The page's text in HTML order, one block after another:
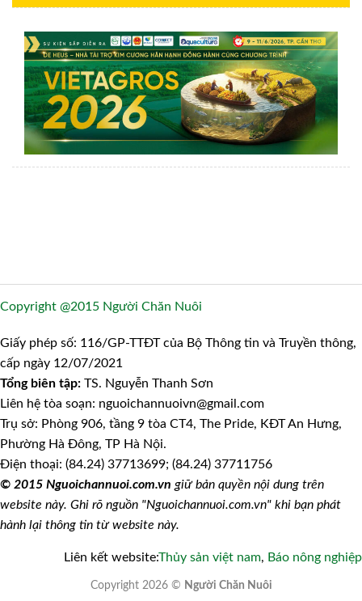
Copyright @2015 Người Chăn Nuôi
Giấy phép số: 116/GP-TTĐT của Bộ Thông tin và Truyền thông,
cấp ngày 12/07/2021
Tổng biên tập: TS. Nguyễn Thanh Sơn
Liên hệ tòa soạn: nguoichannuoivn@gmail.com
Trụ sở: Phòng 906, tầng 9 tòa CT4, The Pride, KĐT An Hưng,
Phường Hà Đông, TP Hà Nội.
Điện thoại: (84.24) 37713699; (84.24) 37711756
© 2015 Nguoichannuoi.com.vn giữ bản quyền nội dung trên
website này. Ghi rõ nguồn "Nguoichannuoi.com.vn" khi bạn phát
hành lại thông tin từ website này.
Liên kết website:Thủy sản việt nam, Báo nông nghiệp
Copyright 2026 © Người Chăn Nuôi